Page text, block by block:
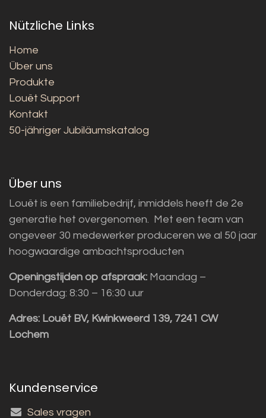
Nützliche Links
Home
Über uns
Produkte
Louët Support
Kontakt
50-jähriger Jubiläumskatalog
Über uns
Louët is een familiebedrijf, inmiddels heeft de 2e
generatie het overgenomen. Met een team van
ongeveer 30 medewerker produceren we al 50 jaar
hoogwaardige ambachtsproducten
Openingstijden op afspraak: Maandag –
Donderdag: 8:30 – 16:30 uur
Adres: Louët BV, Kwinkweerd 139, 7241 CW
Lochem
Kundenservice
Sales vragen